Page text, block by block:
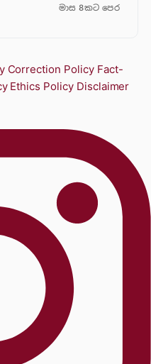
මාස 8කට පෙර
Correction Policy Fact-
Ethics Policy Disclaimer